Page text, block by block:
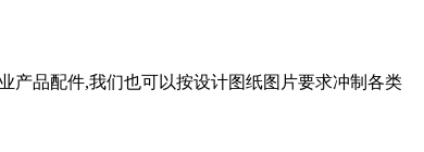
产品配件,我们也可以按设计图纸图片要求冲制各类